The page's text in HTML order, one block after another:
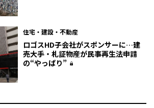
住宅・建設・不動産
ロゴスHD子会社がスポンサーに…建
売大手・札証物産が民事再生法申請
の“やっぱり”